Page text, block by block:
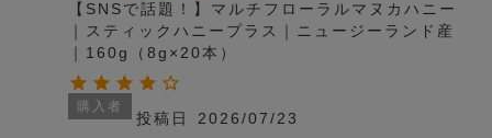
【SNSで話題！】マルチフローラルマヌカハニー
｜スティックハニープラス｜ニュージーランド産
｜160g（8g×20本）
購入者
投稿日 2026/07/23